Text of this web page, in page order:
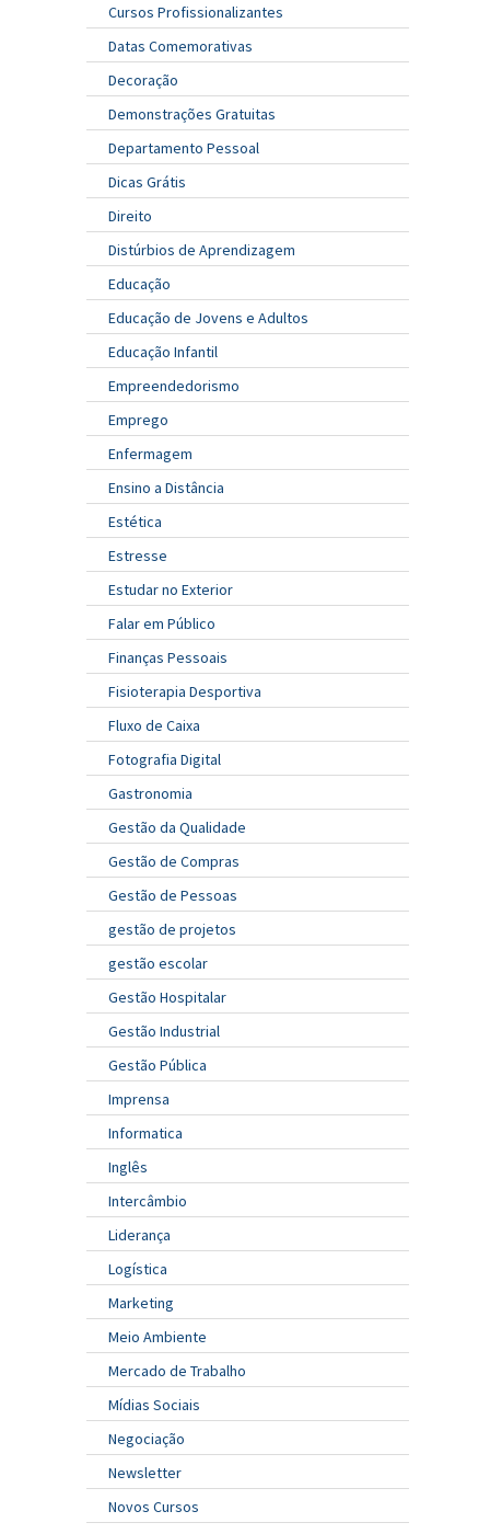
Cursos Profissionalizantes
Datas Comemorativas
Decoração
Demonstrações Gratuitas
Departamento Pessoal
Dicas Grátis
Direito
Distúrbios de Aprendizagem
Educação
Educação de Jovens e Adultos
Educação Infantil
Empreendedorismo
Emprego
Enfermagem
Ensino a Distância
Estética
Estresse
Estudar no Exterior
Falar em Público
Finanças Pessoais
Fisioterapia Desportiva
Fluxo de Caixa
Fotografia Digital
Gastronomia
Gestão da Qualidade
Gestão de Compras
Gestão de Pessoas
gestão de projetos
gestão escolar
Gestão Hospitalar
Gestão Industrial
Gestão Pública
Imprensa
Informatica
Inglês
Intercâmbio
Liderança
Logística
Marketing
Meio Ambiente
Mercado de Trabalho
Mídias Sociais
Negociação
Newsletter
Novos Cursos